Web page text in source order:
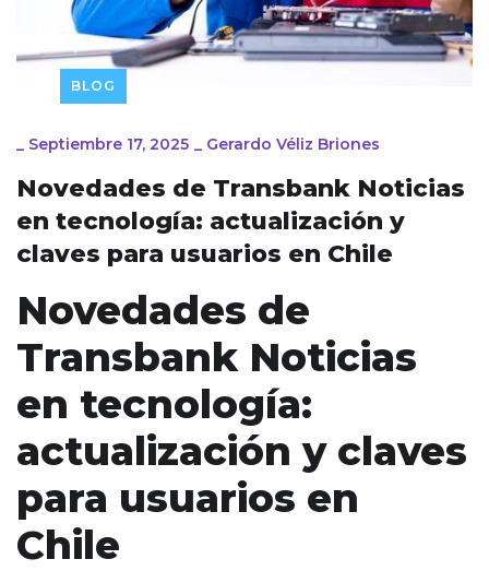
BLOG
_ Septiembre 17, 2025 _ Gerardo Véliz Briones
Novedades de Transbank Noticias
en tecnología: actualización y
claves para usuarios en Chile
Novedades de
Transbank Noticias
en tecnología:
actualización y claves
para usuarios en
Chile